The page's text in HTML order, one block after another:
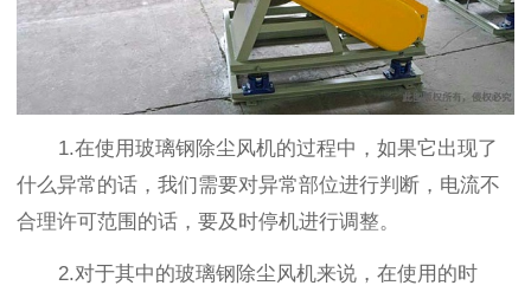
1.在使用玻璃钢除尘风机的过程中，如果它出现了
什么异常的话，我们需要对异常部位进行判断，电流不
合理许可范围的话，要及时停机进行调整。
2.对于其中的玻璃钢除尘风机来说，在使用的时